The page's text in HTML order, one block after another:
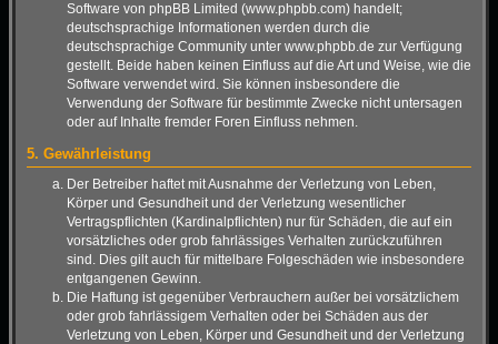
Software von phpBB Limited (www.phpbb.com) handelt;
deutschsprachige Informationen werden durch die
deutschsprachige Community unter www.phpbb.de zur Verfügung
gestellt. Beide haben keinen Einfluss auf die Art und Weise, wie die
Software verwendet wird. Sie können insbesondere die
Verwendung der Software für bestimmte Zwecke nicht untersagen
oder auf Inhalte fremder Foren Einfluss nehmen.
5. Gewährleistung
Der Betreiber haftet mit Ausnahme der Verletzung von Leben,
Körper und Gesundheit und der Verletzung wesentlicher
Vertragspflichten (Kardinalpflichten) nur für Schäden, die auf ein
vorsätzliches oder grob fahrlässiges Verhalten zurückzuführen
sind. Dies gilt auch für mittelbare Folgeschäden wie insbesondere
entgangenen Gewinn.
Die Haftung ist gegenüber Verbrauchern außer bei vorsätzlichem
oder grob fahrlässigem Verhalten oder bei Schäden aus der
Verletzung von Leben, Körper und Gesundheit und der Verletzung